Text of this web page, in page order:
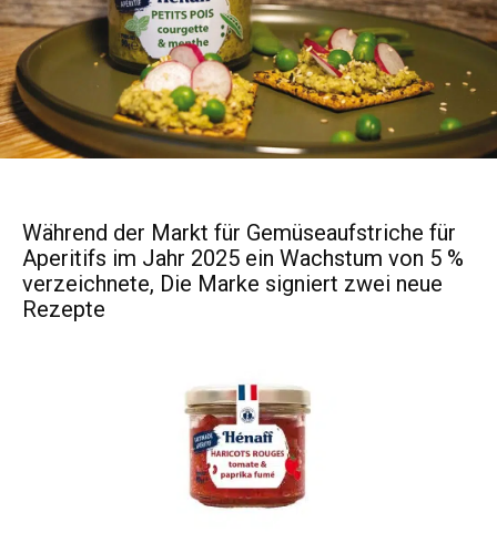
Während der Markt für Gemüseaufstriche für
Aperitifs im Jahr 2025 ein Wachstum von 5 %
verzeichnete, Die Marke signiert zwei neue
Rezepte